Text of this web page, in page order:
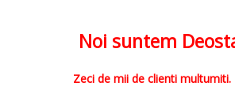
Noi suntem
Zeci de mii de clienti multumiti.